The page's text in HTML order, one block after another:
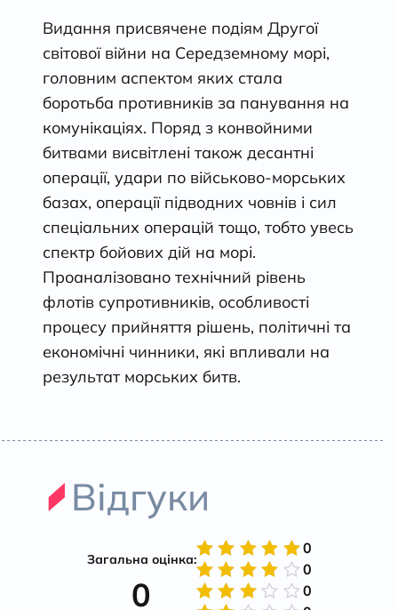
Видання присвячене подіям Другої
світової війни на Середземному морі,
головним аспектом яких стала
боротьба противників за панування на
комунікаціях. Поряд з конвойними
битвами висвітлені також десантні
операції, удари по військово-морських
базах, операції підводних човнів і сил
спеціальних операцій тощо, тобто увесь
спектр бойових дій на морі.
Проаналізовано технічний рівень
флотів супротивників, особливості
процесу прийняття рішень, політичні та
економічні чинники, які впливали на
результат морських битв.
Відгуки
Загальна оцінка:
0
Оцінено
в5 з 5
0
Оцінено
0
0